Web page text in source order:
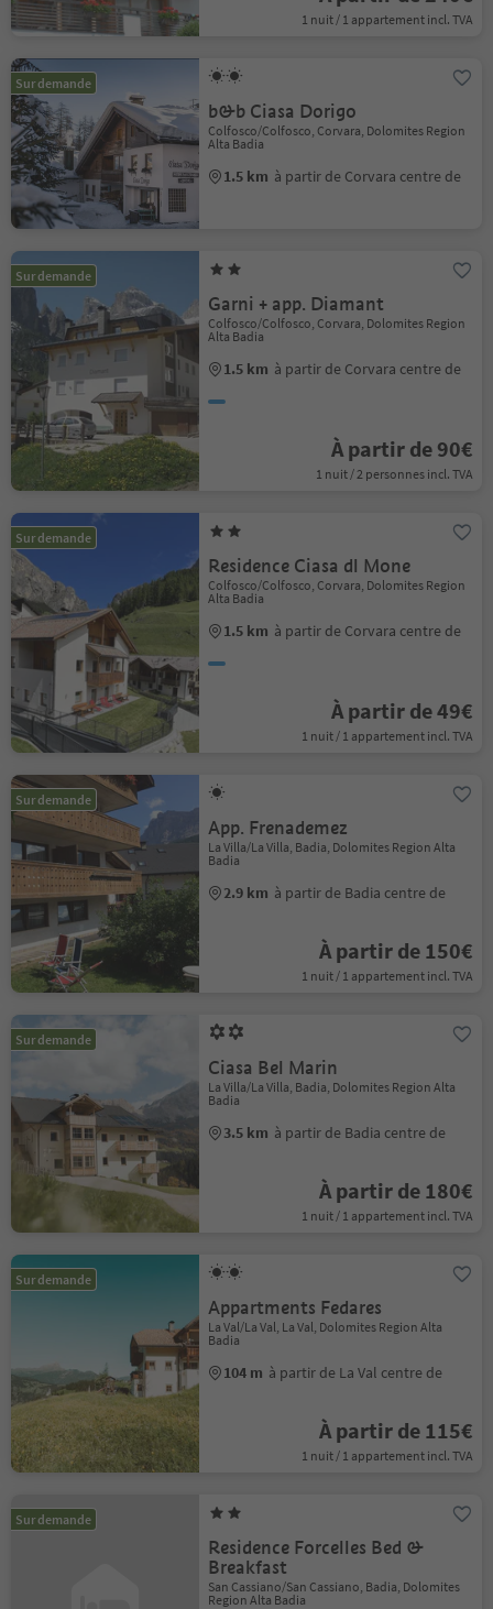
1 nuit / 1 appartement incl. TVA
Sur demande
b&b Ciasa Dorigo
Colfosco/Colfosco, Corvara, Dolomites Region
Alta Badia
1.5 km à partir de Corvara centre de
Sur demande
Garni + app. Diamant
Colfosco/Colfosco, Corvara, Dolomites Region
Alta Badia
1.5 km à partir de Corvara centre de
À partir de 90€
1 nuit / 2 personnes incl. TVA
Sur demande
Residence Ciasa dl Mone
Colfosco/Colfosco, Corvara, Dolomites Region
Alta Badia
1.5 km à partir de Corvara centre de
À partir de 49€
1 nuit / 1 appartement incl. TVA
Sur demande
App. Frenademez
La Villa/La Villa, Badia, Dolomites Region Alta
Badia
2.9 km à partir de Badia centre de
À partir de 150€
1 nuit / 1 appartement incl. TVA
Sur demande
Ciasa Bel Marin
La Villa/La Villa, Badia, Dolomites Region Alta
Badia
3.5 km à partir de Badia centre de
À partir de 180€
1 nuit / 1 appartement incl. TVA
Sur demande
Appartments Fedares
La Val/La Val, La Val, Dolomites Region Alta
Badia
104 m à partir de La Val centre de
À partir de 115€
1 nuit / 1 appartement incl. TVA
Sur demande
Residence Forcelles Bed &
Breakfast
San Cassiano/San Cassiano, Badia, Dolomites
Region Alta Badia